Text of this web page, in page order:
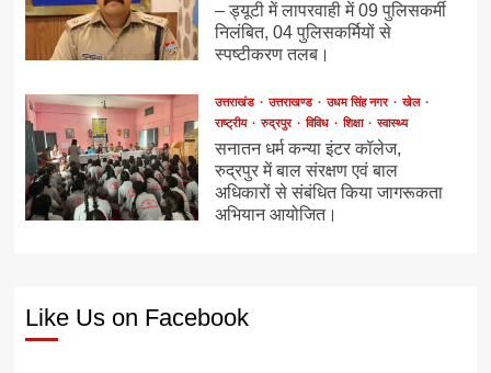
– ड्यूटी में लापरवाही में 09 पुलिसकर्मी
निलंबित, 04 पुलिसकर्मियों से
स्पष्टीकरण तलब।
उत्तराखंड उत्तराखण्ड उधम सिंह नगर
खेल
राष्ट्रीय
रुद्रपुर विविध शिक्षा स्वास्थ्य
सनातन धर्म कन्या इंटर कॉलेज,
रुद्रपुर में बाल संरक्षण एवं बाल
अधिकारों से संबंधित किया जागरूकता
अभियान आयोजित।
Like Us on Facebook